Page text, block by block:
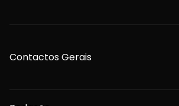
Contactos Gerais